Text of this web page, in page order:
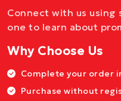
Connect with us using
one to learn about
Why Choose Us
Complete your order
Purchase without